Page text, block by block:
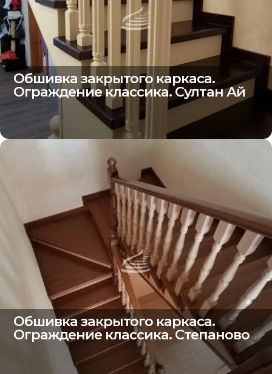
Обшивка закрытого каркаса.
Ограждение классика. Султан Ай
Обшивка закрытого каркаса.
Ограждение классика. Степаново